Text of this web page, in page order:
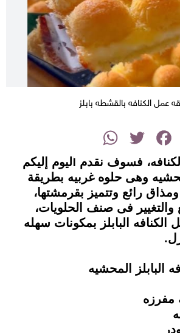
عمل الكنافه بالقشطه بابلز
Facebook
Twitter
WhatsApp
فسوف نقدم اليوم إليكم
وهى حلوه غربيه بطريقة
رائع وتتميز بقرمشتها،
والتغيير فى صنف الحلويات،
البابلز بمكونات سهله
البابلز المحشيه
مفرزه